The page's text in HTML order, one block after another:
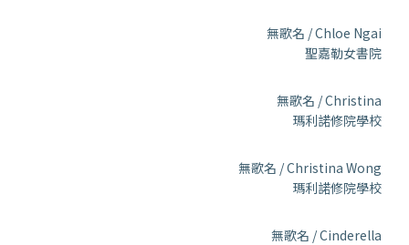
無歌名 / Chloe Ngai
聖嘉勒女書院
無歌名 / Christina
瑪利諾修院學校
無歌名 / Christina Wong
瑪利諾修院學校
無歌名 / Cinderella